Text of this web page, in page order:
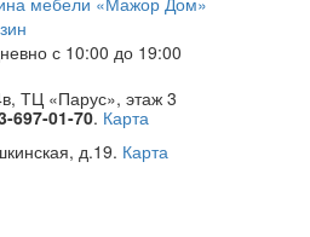
с 10:00 до 19:00
ТЦ «Парус», этаж 3
697-01-70. Карта
д.19. Карта